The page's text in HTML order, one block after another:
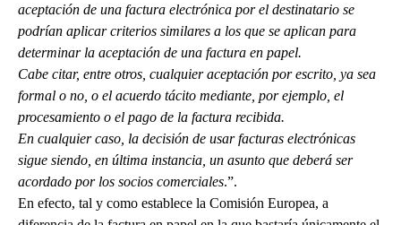
aceptación de una factura electrónica por el destinatario se
podrían aplicar criterios similares a los que se aplican para
determinar la aceptación de una factura en papel.
Cabe citar, entre otros, cualquier aceptación por escrito, ya sea
formal o no, o el acuerdo tácito mediante, por ejemplo, el
procesamiento o el pago de la factura recibida.
En cualquier caso, la decisión de usar facturas electrónicas
sigue siendo, en última instancia, un asunto que deberá ser
acordado por los socios comerciales.”.
En efecto, tal y como establece la Comisión Europea, a